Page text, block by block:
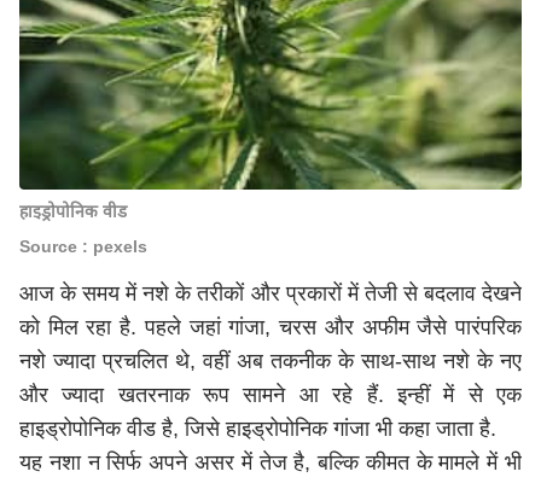
हाइड्रोपोनिक वीड
Source : pexels
आज के समय में नशे के तरीकों और प्रकारों में तेजी से बदलाव देखने
को मिल रहा है. पहले जहां गांजा, चरस और अफीम जैसे पारंपरिक
नशे ज्यादा प्रचलित थे, वहीं अब तकनीक के साथ-साथ नशे के नए
और ज्यादा खतरनाक रूप सामने आ रहे हैं. इन्हीं में से एक
हाइड्रोपोनिक वीड है, जिसे हाइड्रोपोनिक गांजा भी कहा जाता है.
यह नशा न सिर्फ अपने असर में तेज है, बल्कि कीमत के मामले में भी